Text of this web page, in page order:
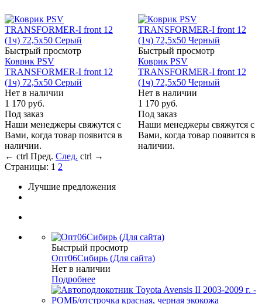
Быстрый просмотр
Коврик PSV
TRANSFORMER-I front 12
(1ч) 72,5х50 Серый
Нет в наличии
1 170 руб.
Под заказ
Наши менеджеры свяжутся с
Вами, когда товар появится в
наличии.
Быстрый просмотр
Коврик PSV
TRANSFORMER-I front 12
(1ч) 72,5х50 Черный
Нет в наличии
1 170 руб.
Под заказ
Наши менеджеры свяжутся с
Вами, когда товар появится в
наличии.
← ctrl Пред. След. ctrl →
Страницы: 1 2
Лучшие предложения
Быстрый просмотр
Опт06Сибирь (Для сайта)
Нет в наличии
Подробнее